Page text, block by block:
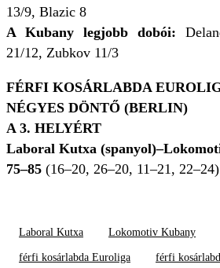
13/9, Blazic 8
A Kubany legjobb dobói:
21/12, Zubkov 11/3
FÉRFI KOSÁRLABDA
NÉGYES DÖNTŐ (BERLIN)
A 3. HELYÉRT
Laboral Kutxa
75–85 (16–20, 26–20, 11–21, 22–24)
Laboral Kutxa Lokomotiv Kubany
férfi kosárlabda Euroliga férfi